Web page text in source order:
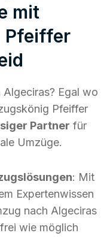
mit
Pfeiffer
Algeciras? Egal wo
Pfeiffer
Partner für
Umzüge.
: Mit
Expertenwissen
nach Algeciras
wie möglich